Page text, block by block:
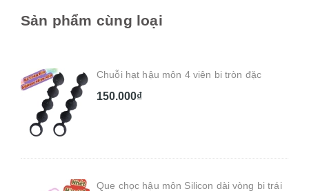
Sản phẩm cùng loại
Chuỗi hạt hậu môn 4 viên bi tròn đặc
150.000₫
Que chọc hậu môn Silicon dài vòng bi trái